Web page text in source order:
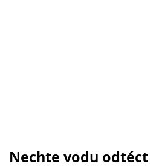
Nechte vodu odtéct